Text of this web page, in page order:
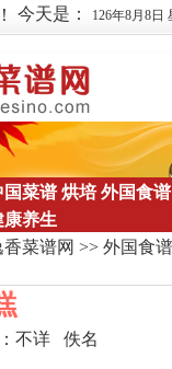
今天是： 126年8月8
国菜谱 烘培 外国食谱
康养生
香菜谱网 >> 外国食谱
不详 佚名